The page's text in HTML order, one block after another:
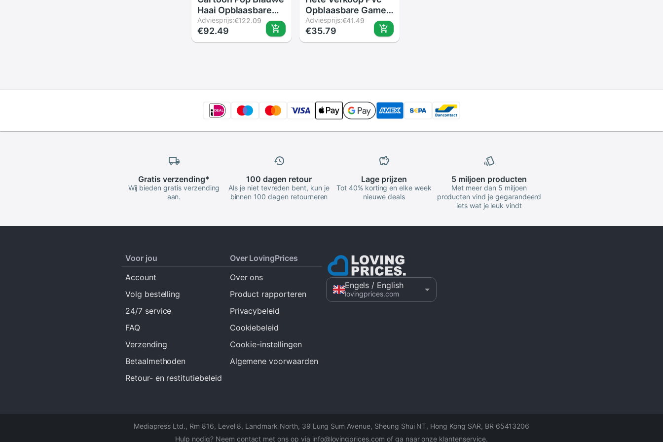
Haai Opblaasbare
Kostuum Game
Fancy Dress
Halloween Jumpsuit
Adviesprijs:€122.09
€92.49
Opblaasbare Games
Bekerhouder, Zomer
Indoor En Outdoor
Paddestoel Cup
Adviesprijs:€41.49
€35.79
Gratis verzending*
Wij bieden gratis verzending
aan.
100 dagen retour
Als je niet tevreden bent, kun je
binnen 100 dagen retourneren
Lage prijzen
Tot 40% korting en elke week
nieuwe deals
5 miljoen producten
Met meer dan 5 miljoen
producten vind je gegarandeerd
iets wat je leuk vindt
Voor jou
Account
Volg bestelling
24/7 service
FAQ
Verzending
Betaalmethoden
Retour- en restitutiebeleid
Over LovingPrices
Over ons
Product rapporteren
Privacybeleid
Cookiebeleid
Cookie-instellingen
Algemene voorwaarden
Engels / English
lovingprices.com
Mediapress Ltd., Rm 816, Level 8, Landmark North, 39 Lung Sum Avenue, Sheung Shui NT, Hong Kong SAR, BR 65413206
Hulp nodig? Neem contact met ons op via info@lovingprices.com of ga naar onze klantenservice.